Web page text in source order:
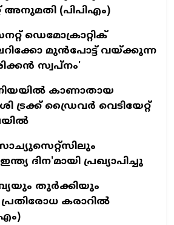
അനുമതി (പിപിഎം)
ഡെമോക്രാറ്റിക്
മുൻപോട്ട് വയ്ക്കുന്ന
സ്വപ്നം'
കാണാതായ
ട്രക്ക് ഡ്രൈവര്‍ വെടിയേറ്റ്
ദിന'മായി പ്രഖ്യാപിച്ചു
തുർക്കിയും
കരാറിൽ